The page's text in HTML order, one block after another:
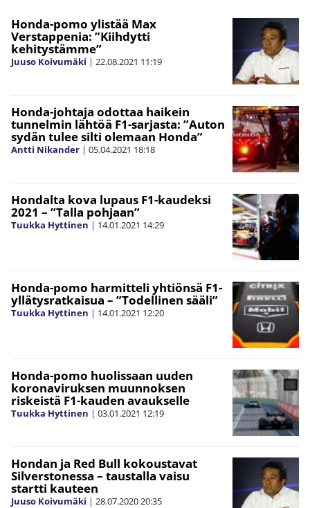
Honda-pomo ylistää Max
Verstappenia: ”Kiihdytti
kehitystämme”
Juuso Koivumäki | 22.08.2021 11:19
Honda-johtaja odottaa haikein
tunnelmin lähtöä F1-sarjasta: ”Auton
sydän tulee silti olemaan Honda”
Antti Nikander | 05.04.2021 18:18
Hondalta kova lupaus F1-kaudeksi
2021 – ”Talla pohjaan”
Tuukka Hyttinen | 14.01.2021 14:29
Honda-pomo harmitteli yhtiönsä F1-
yllätysratkaisua – ”Todellinen sääli”
Tuukka Hyttinen | 14.01.2021 12:20
Honda-pomo huolissaan uuden
koronaviruksen muunnoksen
riskeistä F1-kauden avaukselle
Tuukka Hyttinen | 03.01.2021 12:19
Hondan ja Red Bull kokoustavat
Silverstonessa – taustalla vaisu
startti kauteen
Juuso Koivumäki | 28.07.202020:35